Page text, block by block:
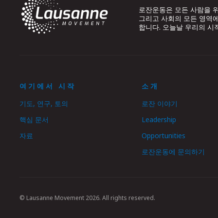
로잔운동은 모든 사람을
그리고 사회의 모든 영역
합니다. 오늘날 우리의 시
여기에서 시작
기도, 연구, 토의
핵심 문서
자료
소개
로잔 이야기
Leadership
Opportunities
로잔운동에 문의하기
© Lausanne Movement 2026. All rights reserved.